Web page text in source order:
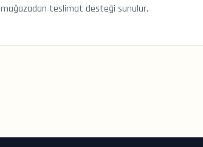
mağazadan teslimat desteği sunulur.